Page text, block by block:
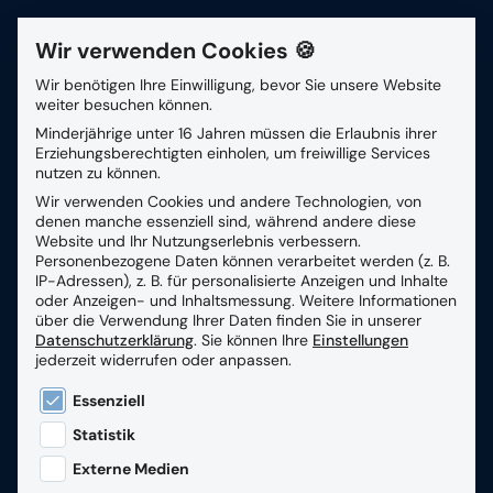
Suchfeld
Suchen
Zurück
Wir sind das Original
Wechsel in der Geschäftsführung bei der GIP
GmbH, dem führenden Anbieter von HR-Software
für den öffentlichen Dienst in Deutschland. Der
langjährige Geschäftsführer Ulf Buchholz ist nach
21 erfolgreichen gemeinsamen Jahren zum 30.
Juni 2023 in den wohlverdienten Ruhestand
verabschiedet worden. Sein Nachfolger ist Patrick
Weber, ein überaus erfahrener Spitzenmanager im
Wir verwenden Cookies 🍪
Wir benötigen Ihre Einwilligung, bevor Sie unsere Website
weiter besuchen können.
Minderjährige unter 16 Jahren müssen die Erlaubnis ihrer
Erziehungsberechtigten einholen, um freiwillige Services
nutzen zu können.
Wir verwenden Cookies und andere Technologien, von
denen manche essenziell sind, während andere diese
Website und Ihr Nutzungserlebnis verbessern.
Personenbezogene Daten können verarbeitet werden (z. B.
IP-Adressen), z. B. für personalisierte Anzeigen und Inhalte
oder Anzeigen- und Inhaltsmessung. Weitere Informationen
über die Verwendung Ihrer Daten finden Sie in unserer
Datenschutzerklärung. Sie können Ihre Einstellungen
jederzeit widerrufen oder anpassen.
Es folgt eine Liste der Service-Gruppen, für die
Essenziell
Statistik
Externe Medien